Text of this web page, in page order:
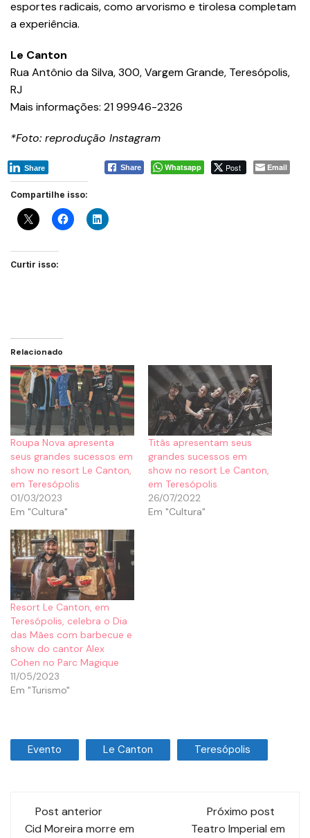
esportes radicais, como arvorismo e tirolesa completam
a experiência.
Le Canton
Rua Antônio da Silva, 300, Vargem Grande, Teresópolis,
RJ
Mais informações: 21 99946-2326
*Foto: reprodução Instagram
Share Whatsapp Post Email
Share
Compartilhe isso:
Curtir isso:
Relacionado
Roupa Nova apresenta
seus grandes sucessos em
show no resort Le Canton,
em Teresópolis
01/03/2023
Em "Cultura"
Titãs apresentam seus
grandes sucessos em
show no resort Le Canton,
em Teresópolis
26/07/2022
Em "Cultura"
Resort Le Canton, em
Teresópolis, celebra o Dia
das Mães com barbecue e
show do cantor Alex
Cohen no Parc Magique
11/05/2023
Em "Turismo"
Evento Le Canton Teresópolis
Post anterior
Cid Moreira morre em
Próximo post
Teatro Imperial em